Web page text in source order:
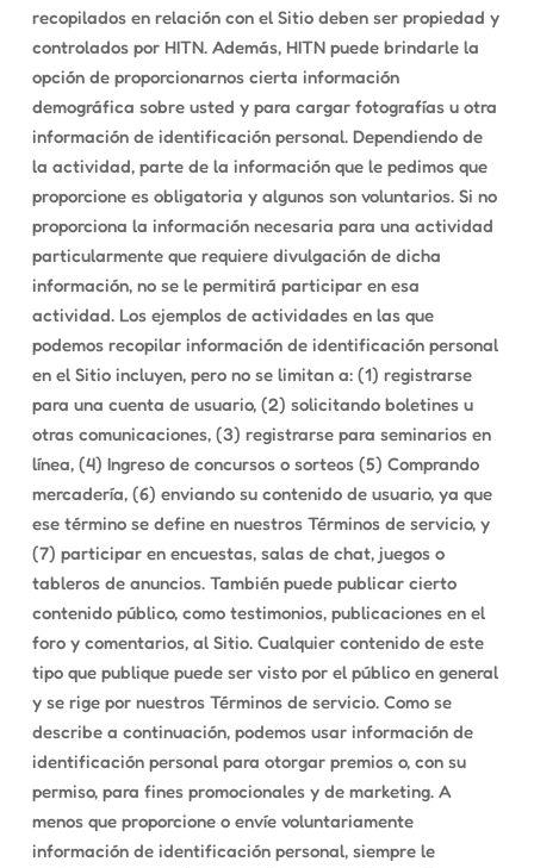
recopilados en relación con el Sitio deben ser propiedad y
controlados por HITN. Además, HITN puede brindarle la
opción de proporcionarnos cierta información
demográfica sobre usted y para cargar fotografías u otra
información de identificación personal. Dependiendo de
la actividad, parte de la información que le pedimos que
proporcione es obligatoria y algunos son voluntarios. Si no
proporciona la información necesaria para una actividad
particularmente que requiere divulgación de dicha
información, no se le permitirá participar en esa
actividad. Los ejemplos de actividades en las que
podemos recopilar información de identificación personal
en el Sitio incluyen, pero no se limitan a: (1) registrarse
para una cuenta de usuario, (2) solicitando boletines u
otras comunicaciones, (3) registrarse para seminarios en
línea, (4) Ingreso de concursos o sorteos (5) Comprando
mercadería, (6) enviando su contenido de usuario, ya que
ese término se define en nuestros Términos de servicio, y
(7) participar en encuestas, salas de chat, juegos o
tableros de anuncios. También puede publicar cierto
contenido público, como testimonios, publicaciones en el
foro y comentarios, al Sitio. Cualquier contenido de este
tipo que publique puede ser visto por el público en general
y se rige por nuestros Términos de servicio. Como se
describe a continuación, podemos usar información de
identificación personal para otorgar premios o, con su
permiso, para fines promocionales y de marketing. A
menos que proporcione o envíe voluntariamente
información de identificación personal, siempre le